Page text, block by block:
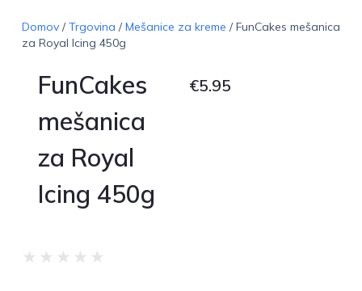
Domov/Trgovina /Mešanice za kreme / FunCakes mešanica
za Royal Icing 450g
FunCakes
mešanica
za Royal
Icing 450g
€5.95
★ ★ ★ ★ ★